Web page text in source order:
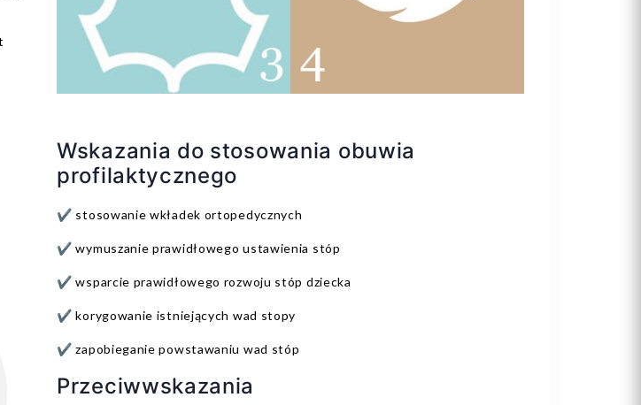
Wskazania do stosowania obuwia
profilaktycznego
✔️ stosowanie wkładek ortopedycznych
✔️ wymuszanie prawidłowego ustawienia stóp
✔️ wsparcie prawidłowego rozwoju stóp dziecka
✔️ korygowanie istniejących wad stopy
✔️ zapobieganie powstawaniu wad stóp
Przeciwwskazania